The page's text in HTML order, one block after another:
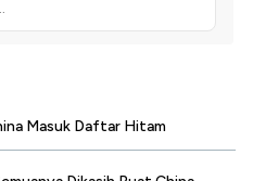
Masuk Daftar Hitam